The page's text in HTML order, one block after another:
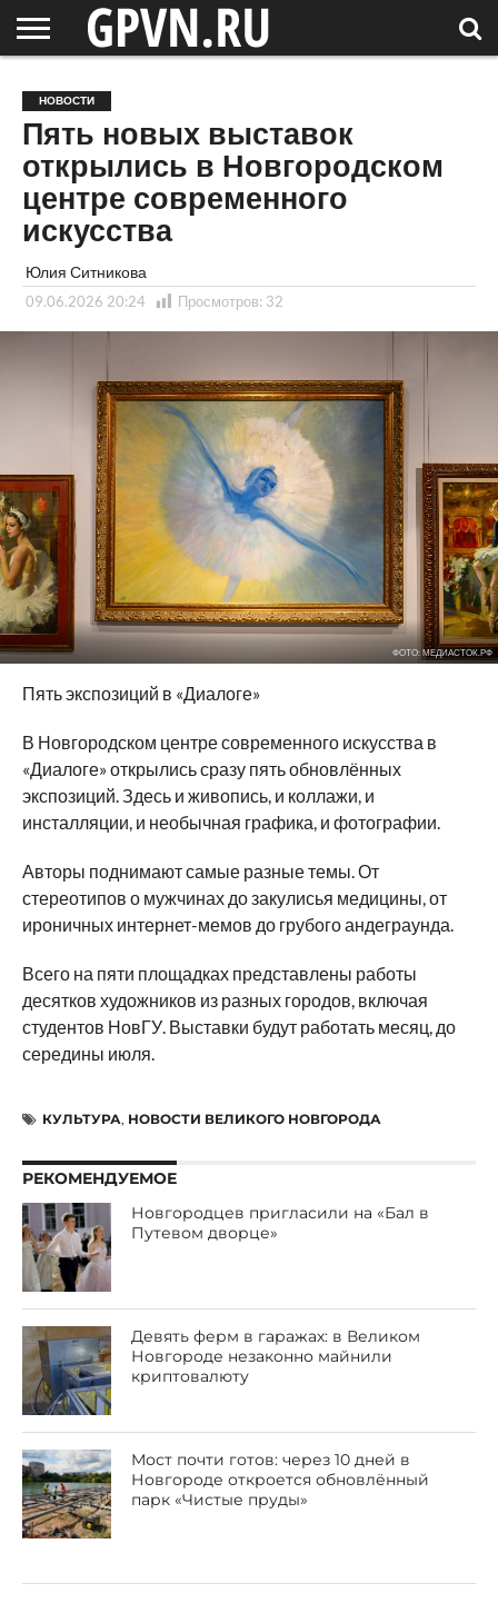
ОБЛАСТЬ
НОВОСТИ
СОСЕДЕЙ
РОССИЯ
/ МИР
СПЕЦПРОЕКТЫ
БЛОГ
СТАТЬИ
ФОТОРЕПОРТАЖИ
ИНТЕРВЬЮ
ОБЪЕКТЫ
ПОДБОРКИ
НОВОСТИ
Пять новых выставок
открылись в Новгородском
центре современного
искусства
Юлия Ситникова
09.06.2026 20:24 Просмотров: 32
ФОТО: МЕДИАСТОК.РФ
Пять экспозиций в «Диалоге»
В Новгородском центре современного искусства в
«Диалоге» открылись сразу пять обновлённых
экспозиций. Здесь и живопись, и коллажи, и
инсталляции, и необычная графика, и фотографии.
Авторы поднимают самые разные темы. От
стереотипов о мужчинах до закулисья медицины, от
ироничных интернет-мемов до грубого андеграунда.
Всего на пяти площадках представлены работы
десятков художников из разных городов, включая
студентов НовГУ. Выставки будут работать месяц, до
середины июля.
КУЛЬТУРА, НОВОСТИ ВЕЛИКОГО НОВГОРОДА
РЕКОМЕНДУЕМОЕ
Новгородцев пригласили на «Бал в
Путевом дворце»
Девять ферм в гаражах: в Великом
Новгороде незаконно майнили
криптовалюту
Мост почти готов: через 10 дней в
Новгороде откроется обновлённый
парк «Чистые пруды»